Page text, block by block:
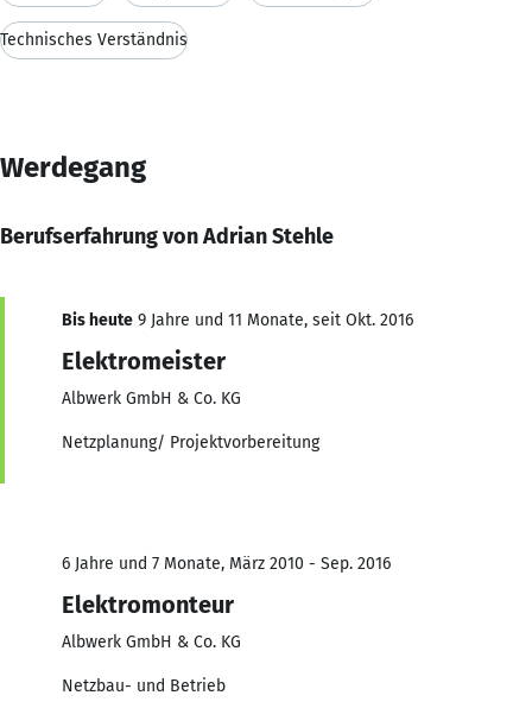
Technisches Verständnis
Werdegang
Berufserfahrung von Adrian Stehle
Bis heute 9 Jahre und 11 Monate, seit Okt. 2016
Elektromeister
Albwerk GmbH & Co. KG
Netzplanung/ Projektvorbereitung
6 Jahre und 7 Monate, März 2010 - Sep. 2016
Elektromonteur
Albwerk GmbH & Co. KG
Netzbau- und Betrieb